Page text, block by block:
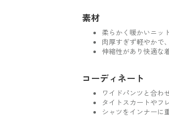
素材
柔らかく暖かいニッ
肉厚すぎず軽やかで
伸縮性があり快適な
コーディネート
ワイドパンツと合わ
タイトスカートやフ
シャツをインナーに